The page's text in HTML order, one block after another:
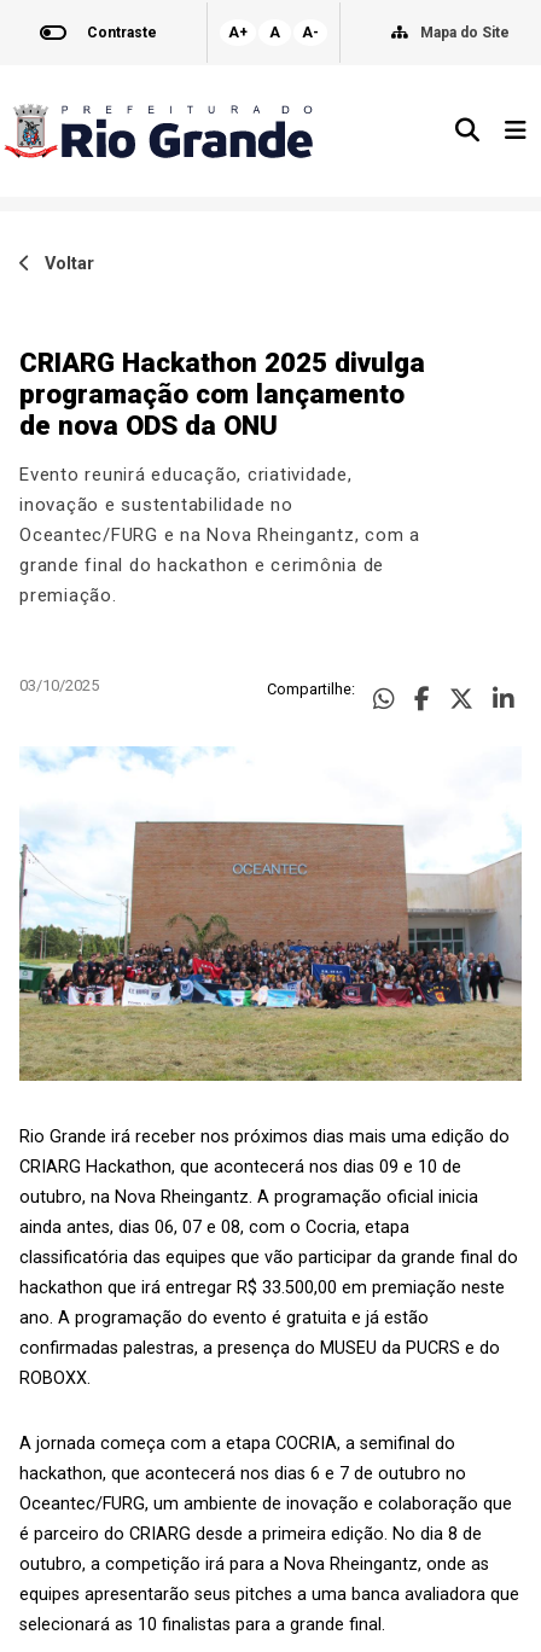
Contraste A+ A A- Mapa do Site
Voltar
CRIARG Hackathon 2025 divulga
programação com lançamento
de nova ODS da ONU
Evento reunirá educação, criatividade,
inovação e sustentabilidade no
Oceantec/FURG e na Nova Rheingantz, com a
grande final do hackathon e cerimônia de
premiação.
03/10/2025 Compartilhe:
Rio Grande irá receber nos próximos dias mais uma edição do
CRIARG Hackathon, que acontecerá nos dias 09 e 10 de
outubro, na Nova Rheingantz. A programação oficial inicia
ainda antes, dias 06, 07 e 08, com o Cocria, etapa
classificatória das equipes que vão participar da grande final do
hackathon que irá entregar R$ 33.500,00 em premiação neste
ano. A programação do evento é gratuita e já estão
confirmadas palestras, a presença do MUSEU da PUCRS e do
ROBOXX.
A jornada começa com a etapa COCRIA, a semifinal do
hackathon, que acontecerá nos dias 6 e 7 de outubro no
Oceantec/FURG, um ambiente de inovação e colaboração que
é parceiro do CRIARG desde a primeira edição. No dia 8 de
outubro, a competição irá para a Nova Rheingantz, onde as
equipes apresentarão seus pitches a uma banca avaliadora que
selecionará as 10 finalistas para a grande final.